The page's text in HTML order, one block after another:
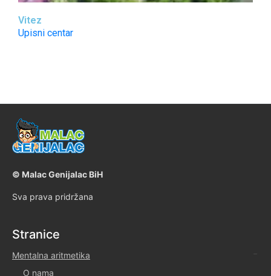
Vitez
Upisni centar
© Malac Genijalac BiH
Sva prava pridržana
Stranice
Mentalna aritmetika
O nama